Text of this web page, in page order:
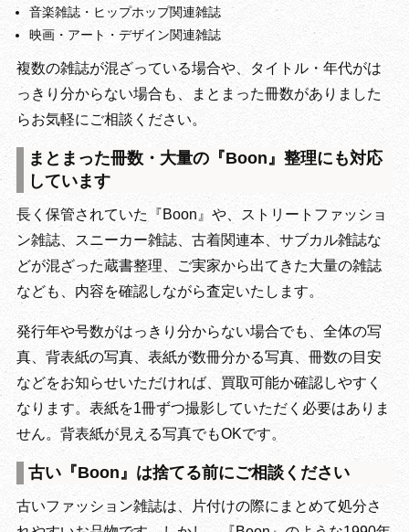
音楽雑誌・ヒップホップ関連雑誌
映画・アート・デザイン関連雑誌
複数の雑誌が混ざっている場合や、タイトル・年代がは
っきり分からない場合も、まとまった冊数がありました
らお気軽にご相談ください。
まとまった冊数・大量の『Boon』整理にも対応
しています
長く保管されていた『Boon』や、ストリートファッショ
ン雑誌、スニーカー雑誌、古着関連本、サブカル雑誌な
どが混ざった蔵書整理、ご実家から出てきた大量の雑誌
なども、内容を確認しながら査定いたします。
発行年や号数がはっきり分からない場合でも、全体の写
真、背表紙の写真、表紙が数冊分かる写真、冊数の目安
などをお知らせいただければ、買取可能か確認しやすく
なります。表紙を1冊ずつ撮影していただく必要はありま
せん。背表紙が見える写真でもOKです。
古い『Boon』は捨てる前にご相談ください
古いファッション雑誌は、片付けの際にまとめて処分さ